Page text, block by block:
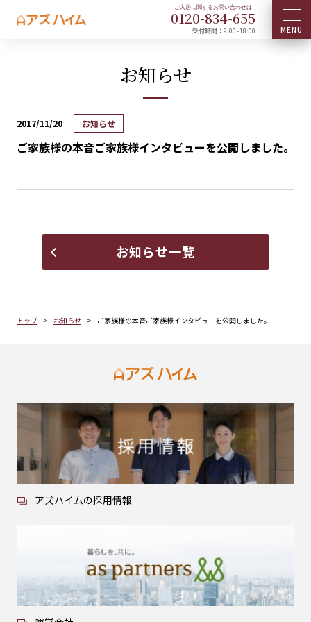
0120-834-655
受付時間：9:00~18:00
トップ お知らせ ご家族様の本音ご家族様インタビューを公開しました。
お知らせ
2017/11/20 お知らせ
ご家族様の本音ご家族様インタビューを公開しました。
お知らせ一覧
アズハイムの採用情報